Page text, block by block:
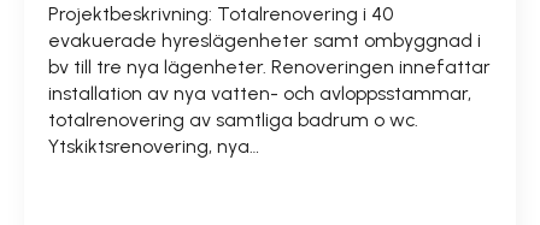
Projektbeskrivning: Totalrenovering i 40
evakuerade hyreslägenheter samt ombyggnad i
bv till tre nya lägenheter. Renoveringen innefattar
installation av nya vatten- och avloppsstammar,
totalrenovering av samtliga badrum o wc.
Ytskiktsrenovering, nya…